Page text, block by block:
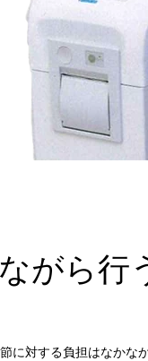
がら行
に対する負担はなかな